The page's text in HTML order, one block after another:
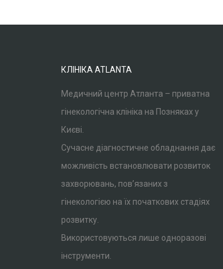
КЛІНІКА ATLANTA
Медичний центр Атланта – приватна
гінекологічна клініка на Позняках у
Києві.
Сучасне діагностичне обладнання дає
можливість встановлювати розвиток
захворювань, пов’язаних з
гінекологією на їх початкових стадіях
розвитку.
Використовуються лише одноразові
інструменти.